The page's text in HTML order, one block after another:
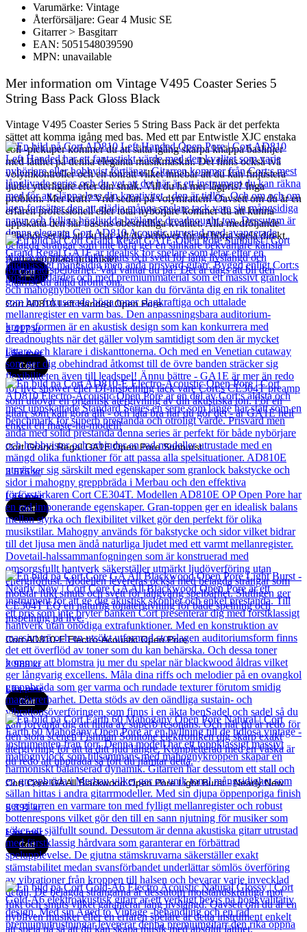
Varumärke: Vintage
Återförsäljare: Gear 4 Music SE
Gitarrer > Basgitarr
EAN: 5051548039590
MPN: unavailable
Mer information om Vintage V495 Coaster Series 5
String Bass Pack Gloss Black
Vintage V495 Coaster Series 5 String Bass Pack är det perfekta
sättet att komma igång med bas. Med ett par Entwistle XJC enstaka
coil -pickuper kommer du att sätta igång skarpa knäppa baslinjer
med lätthet på denna eleganta musikmaskin. Det finns också två
volymkontroller och en tonratt vilket innebär att du kan finjustera
ljudet ytterligare efter din smak. Vill du ha mer lågpris? Inga
problem. Mer kraft? Vrid sedan på volymratten! Oavsett om du är en
erfaren professionell eller total nybörjare kommer du att kunna
uppskatta den här basens obestridliga kvalitet. Alla medföljande
tillbehör ser till att du har allt du behöver för att börja spela direkt.
Andra populära produkter
Cort
Cort AD810 Left Handed Open Pore
2 417kr
Läs mer
Cort
Cort Grand Regal GA1E Open Pore Sunburst
3 575kr
Läs mer
Cort
Cort AD810-E Electro-Acoustic Open Pore
2 989kr
Läs mer
Cort
Cort Core GA All Blackwood Open Pore Light Burst - Nearly New
5 891kr
Läs mer
Cort